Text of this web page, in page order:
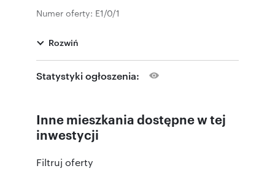
Numer oferty: E1/0/1
Rozwiń
Statystyki ogłoszenia:
Inne mieszkania dostępne w tej
inwestycji
Filtruj oferty